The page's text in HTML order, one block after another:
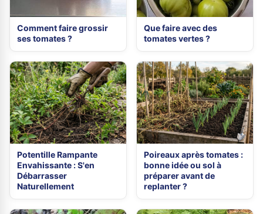
Comment faire grossir
ses tomates ?
Que faire avec des
tomates vertes ?
Potentille Rampante
Envahissante : S'en
Débarrasser
Naturellement
Poireaux après tomates :
bonne idée ou sol à
préparer avant de
replanter ?